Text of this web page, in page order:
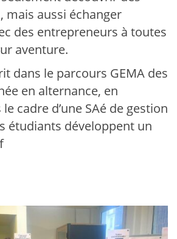
mais aussi échanger
des entrepreneurs à toutes
aventure.
dans le parcours GEMA des
en alternance, en
cadre d’une SAé de gestion
étudiants développent un